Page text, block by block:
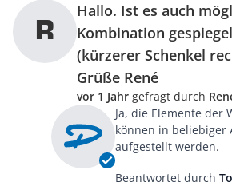
R
Hallo. Ist es auch
Kombination
(kürzerer Schenkel
Grüße René
vor 1 Jahr gefragt durch
Ja, die Elemente der
können in beliebiger
aufgestellt werden.
Beantwortet durch